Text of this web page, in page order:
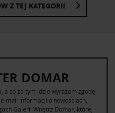
Z TEJ KATEGORII
DOMAR
a co za tym idzie wyrażam zgodę
mail informacji o nowościach,
Galerii Wnętrz Domar, której